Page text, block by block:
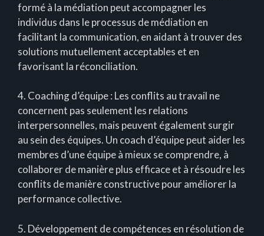
formé à la médiation peut accompagner les
individus dans le processus de médiation en
facilitant la communication, en aidant à trouver des
solutions mutuellement acceptables et en
favorisant la réconciliation.
4. Coaching d’équipe : Les conflits au travail ne
concernent pas seulement les relations
interpersonnelles, mais peuvent également surgir
au sein des équipes. Un coach d’équipe peut aider les
membres d’une équipe à mieux se comprendre, à
collaborer de manière plus efficace et à résoudre les
conflits de manière constructive pour améliorer la
performance collective.
5. Développement de compétences en résolution de